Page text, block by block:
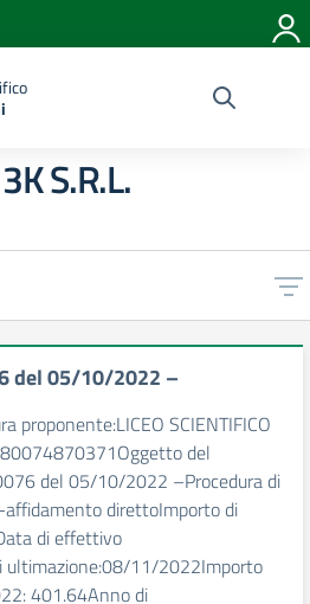
S.R.L.
del 05/10/2022 –
proponente:LICEO SCIENTIFICO
del
del 05/10/2022 –Procedura di
direttoImporto di
di effettivo
11/2022Importo
401.64Anno di